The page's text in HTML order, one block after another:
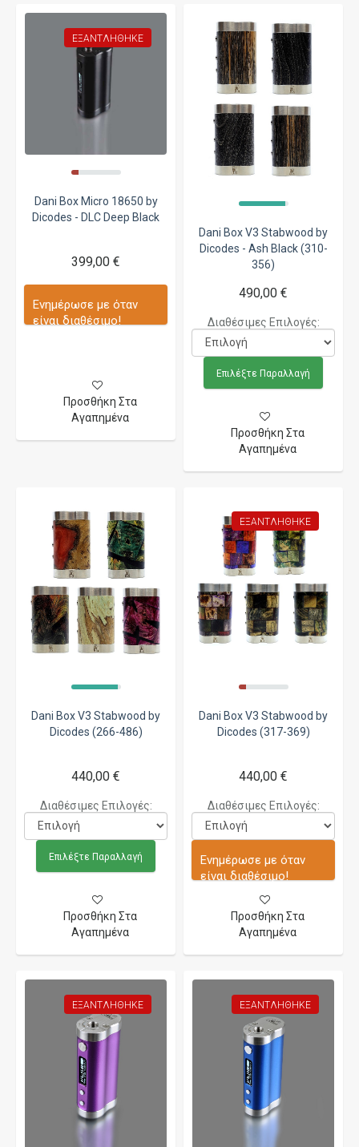
ΕΞΑΝΤΛΉΘΗΚΕ
Dani Box Micro 18650 by
Dicodes - DLC Deep Black
399,00 €
Ενημέρωσε με όταν
είναι διαθέσιμο!
Προσθήκη Στα
Αγαπημένα
Dani Box V3 Stabwood by
Dicodes - Ash Black (310-
356)
490,00 €
Διαθέσιμες Επιλογές:
Επιλέξτε Παραλλαγή
Προσθήκη Στα
Αγαπημένα
Dani Box V3 Stabwood by
Dicodes (266-486)
440,00 €
Διαθέσιμες Επιλογές:
Επιλέξτε Παραλλαγή
Προσθήκη Στα
Αγαπημένα
ΕΞΑΝΤΛΉΘΗΚΕ
Dani Box V3 Stabwood by
Dicodes (317-369)
440,00 €
Διαθέσιμες Επιλογές:
Ενημέρωσε με όταν
είναι διαθέσιμο!
Προσθήκη Στα
Αγαπημένα
ΕΞΑΝΤΛΉΘΗΚΕ ΕΞΑΝΤΛΉΘΗΚΕ